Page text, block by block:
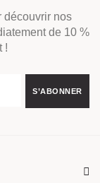
découvrir nos
de 10 %
!